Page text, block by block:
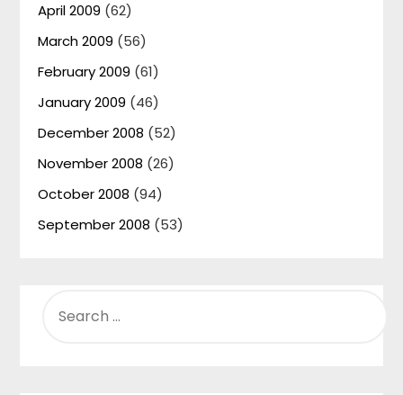
April 2009 (62)
March 2009 (56)
February 2009 (61)
January 2009 (46)
December 2008 (52)
November 2008 (26)
October 2008 (94)
September 2008 (53)
FOR: